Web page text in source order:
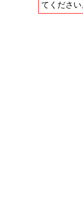
てください